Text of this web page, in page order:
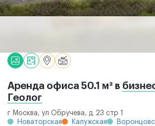
Аренда офиса 50.1 м² в
Геолог
г Москва, ул Обручева, д 23 стр 1
Новаторская
Калужская